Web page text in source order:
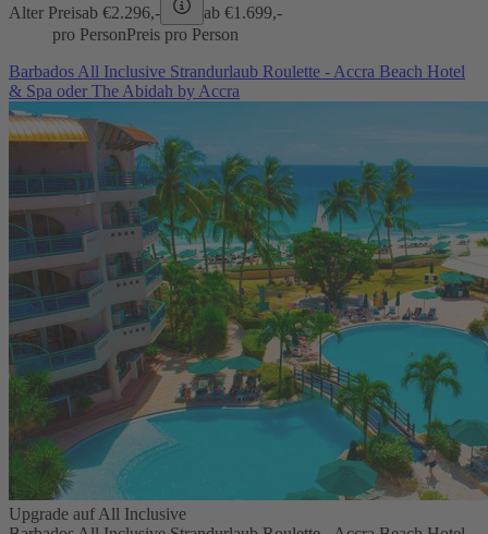
Alter Preisab €2.296,- ab €1.699,-
pro PersonPreis pro Person
Barbados All Inclusive Strandurlaub Roulette - Accra Beach Hotel
& Spa oder The Abidah by Accra
Upgrade auf All Inclusive